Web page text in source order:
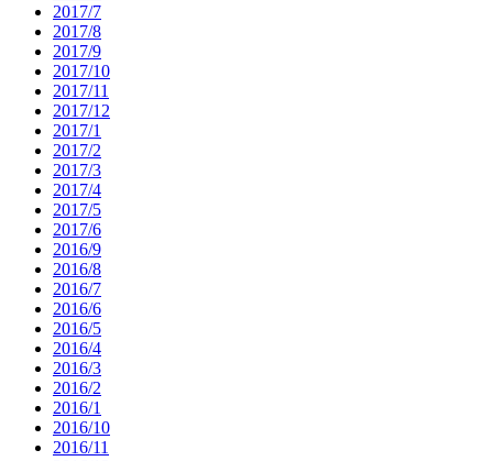
2017/7
2017/8
2017/9
2017/10
2017/11
2017/12
2017/1
2017/2
2017/3
2017/4
2017/5
2017/6
2016/9
2016/8
2016/7
2016/6
2016/5
2016/4
2016/3
2016/2
2016/1
2016/10
2016/11